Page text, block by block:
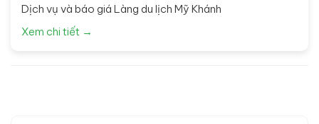
Dịch vụ và báo giá Làng du lịch Mỹ Khánh
Xem chi tiết →